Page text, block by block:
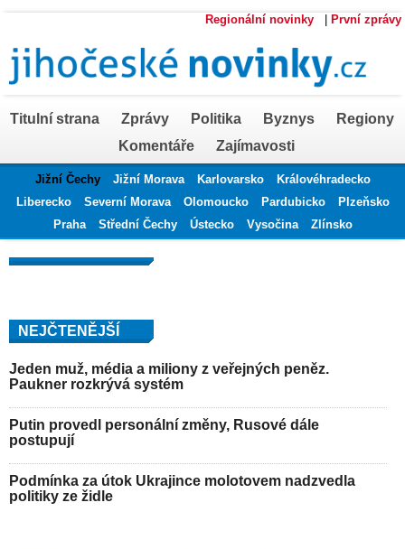
Regionální novinky První zprávy
Titulní strana Zprávy Politika Byznys
Regiony
Komentáře
Zajímavosti
Jižní Čechy Jižní Morava Karlovarsko
Královéhradecko
Liberecko
Severní Morava Olomoucko Pardubicko
Plzeňsko
Praha
Střední Čechy Ústecko Vysočina Zlínsko
NEJČTENĚJŠÍ
Jeden muž, média a miliony z veřejných peněz.
Paukner rozkrývá systém
Putin provedl personální změny, Rusové dále
postupují
Podmínka za útok Ukrajince molotovem nadzvedla
politiky ze židle